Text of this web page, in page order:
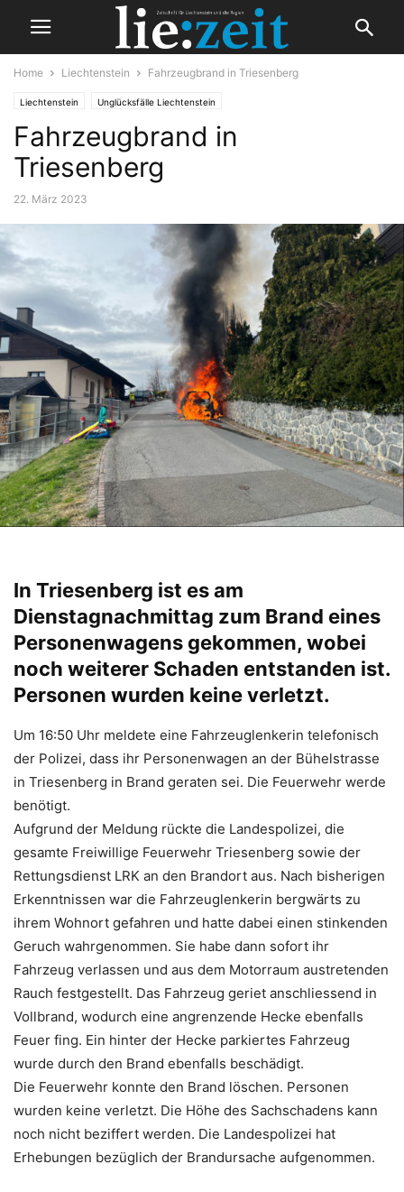
Home Liechtenstein Fahrzeugbrand in Triesenberg
Liechtenstein Unglücksfälle Liechtenstein
Fahrzeugbrand in
Triesenberg
22. März 2023
In Triesenberg ist es am
Dienstagnachmittag zum Brand eines
Personenwagens gekommen, wobei
noch weiterer Schaden entstanden ist.
Personen wurden keine verletzt.
Um 16:50 Uhr meldete eine Fahrzeuglenkerin telefonisch
der Polizei, dass ihr Personenwagen an der Bühelstrasse
in Triesenberg in Brand geraten sei. Die Feuerwehr werde
benötigt.
Aufgrund der Meldung rückte die Landespolizei, die
gesamte Freiwillige Feuerwehr Triesenberg sowie der
Rettungsdienst LRK an den Brandort aus. Nach bisherigen
Erkenntnissen war die Fahrzeuglenkerin bergwärts zu
ihrem Wohnort gefahren und hatte dabei einen stinkenden
Geruch wahrgenommen. Sie habe dann sofort ihr
Fahrzeug verlassen und aus dem Motorraum austretenden
Rauch festgestellt. Das Fahrzeug geriet anschliessend in
Vollbrand, wodurch eine angrenzende Hecke ebenfalls
Feuer fing. Ein hinter der Hecke parkiertes Fahrzeug
wurde durch den Brand ebenfalls beschädigt.
Die Feuerwehr konnte den Brand löschen. Personen
wurden keine verletzt. Die Höhe des Sachschadens kann
noch nicht beziffert werden. Die Landespolizei hat
Erhebungen bezüglich der Brandursache aufgenommen.